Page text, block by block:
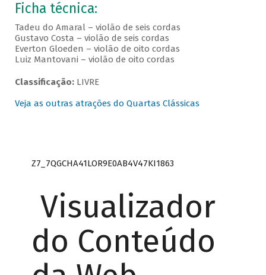
Ficha técnica:
Tadeu do Amaral – violão de seis cordas
Gustavo Costa – violão de seis cordas
Everton Gloeden – violão de oito cordas
Luiz Mantovani – violão de oito cordas
Classificação:LIVRE
Veja as outras atrações do Quartas Clássicas
Z7_7QGCHA41LOR9E0AB4V47KI1863
Visualizador
do Conteúdo